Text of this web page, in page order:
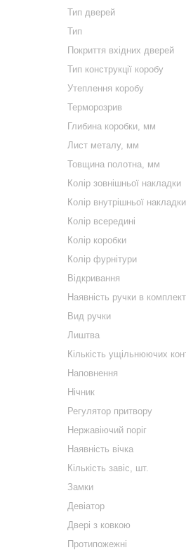
Тип дверей
Тип
Покриття вхідних дверей
Тип конструкції коробу
Утеплення коробу
Терморозрив
Глибина коробки, мм
Лист металу, мм
Товщина полотна, мм
Колір зовнішньої накладки
Колір внутрішньої накладки
Колір всередині
Колір коробки
Колір фурнітури
Відкривання
Наявність ручки в
Вид ручки
Лиштва
Кількість ущільнюючих
Наповнення
Нічник
Регулятор притвору
Нержавіючий поріг
Наявність вічка
Кількість завіс, шт.
Замки
Девіатор
Двері з ковкою
Протипожежні